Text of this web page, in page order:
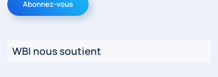
WBI nous soutient